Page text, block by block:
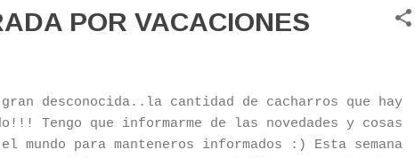
POR VACACIONES
desconocida..la cantidad de cacharros que hay
Tengo que informarme de las novedades y cosas
mundo para manteneros informados :) Esta semana